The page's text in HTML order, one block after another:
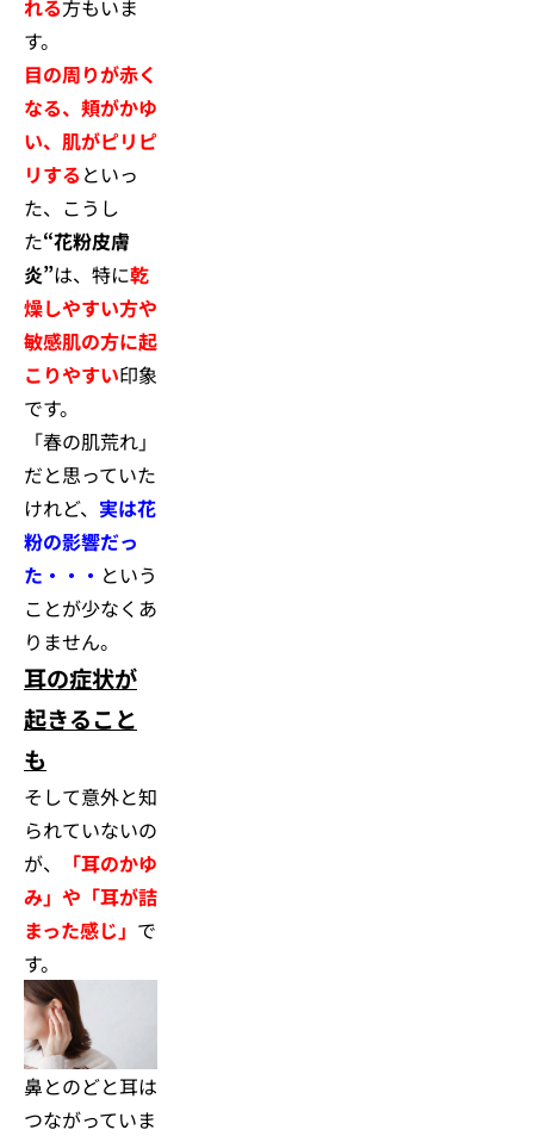
れる方もいま
す。
目の周りが赤く
なる、頬がかゆ
い、肌がピリピ
リする といっ
た、こうし
た“花粉皮膚
炎”は、特に乾
燥しやすい方や
敏感肌の方に起
こりやすい印象
です。
「春の肌荒れ」
だと思っていた
けれど、 実は花
粉の影響だっ
た・・・ という
ことが少なくあ
りません。
耳の症状が
起きること
も
そして意外と知
られていないの
が、
「耳のかゆ
み」や「耳が詰
まった感じ」 で
す。
鼻とのどと耳は
つながっていま